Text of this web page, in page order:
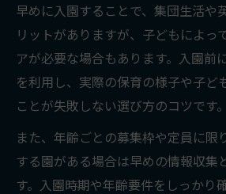
プリスクールでの経験が
子どもの個性を伸ばすプ
集団活動で得られる学び
早めに入園することで、集団生活や
リットがありますが、子どもによっ
アが必要な場合もあります。入園前
を利用し、実際の保育の様子や子ど
ことが失敗しない選び方のコツです。
また、年齢ごとの募集枠や定員に限
する園がある場合は早めの情報収集
す。入園時期や年齢要件をしっかり